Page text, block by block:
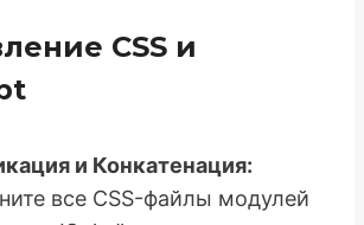
CSS и
и Конкатенация:
все CSS-файлы модулей